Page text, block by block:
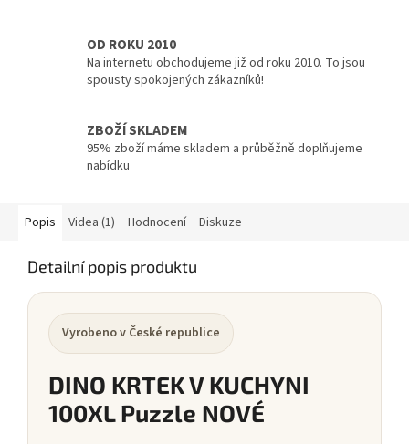
OD ROKU 2010
Na internetu obchodujeme již od roku 2010. To jsou
spousty spokojených zákazníků!
ZBOŽÍ SKLADEM
95% zboží máme skladem a průběžně doplňujeme
nabídku
Popis Videa (1) Hodnocení Diskuze
Detailní popis produktu
Vyrobeno v České republice
DINO KRTEK V KUCHYNI
100XL Puzzle NOVÉ